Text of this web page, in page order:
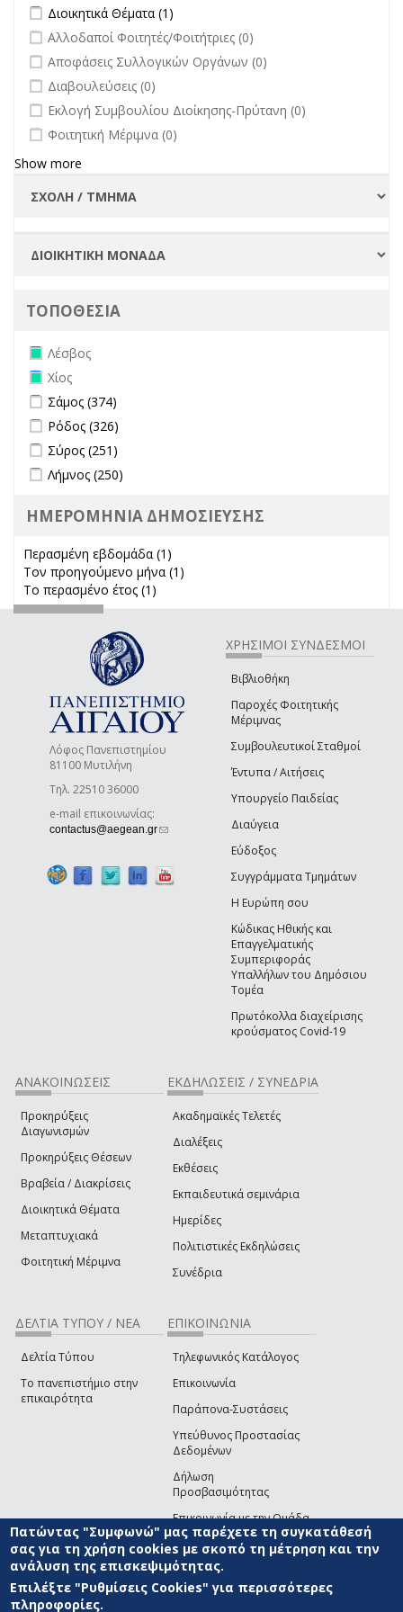
Apply Διοικητικά Θέματα filter
Διοικητικά Θέματα (1)
undefined
Αλλοδαποί Φοιτητές/Φοιτήτριες (0)
undefined
Αποφάσεις Συλλογικών Οργάνων (0)
undefined
Διαβουλεύσεις (0)
undefined
Εκλογή Συμβουλίου Διοίκησης-Πρύτανη (0)
undefined
Φοιτητική Μέριμνα (0)
Show more
ΤΟΠΟΘΕΣΙΑ
Remove Λέσβος filter
Λέσβος
Remove Χίος filter
Χίος
Apply Σάμος filter
Σάμος (374)
Apply Ρόδος filter
Ρόδος (326)
Apply Σύρος filter
Σύρος (251)
Apply Λήμνος filter
Λήμνος (250)
ΗΜΕΡΟΜΗΝΙΑ ΔΗΜΟΣΙΕΥΣΗΣ
Περασμένη εβδομάδα (1)
Τον προηγούμενο μήνα (1)
Το περασμένο έτος (1)
Λόφος Πανεπιστημίου
81100 Μυτιλήνη
Τηλ. 22510 36000
e-mail επικοινωνίας:
contactus@aegean.gr(link sends e-mail)
ΧΡΗΣΙΜΟΙ ΣΥΝΔΕΣΜΟΙ
Βιβλιοθήκη
Παροχές Φοιτητικής
Μέριμνας
Συμβουλευτικοί Σταθμοί
Έντυπα / Αιτήσεις
Υπουργείο Παιδείας
Διαύγεια
Εύδοξος
Συγγράμματα Τμημάτων
Η Ευρώπη σου
Κώδικας Ηθικής και
Επαγγελματικής
Συμπεριφοράς
Υπαλλήλων του Δημόσιου
Τομέα
Πρωτόκολλα διαχείρισης
κρούσματος Covid-19
ΑΝΑΚΟΙΝΩΣΕΙΣ
Προκηρύξεις
Διαγωνισμών
Προκηρύξεις Θέσεων
Βραβεία / Διακρίσεις
Διοικητικά Θέματα
Μεταπτυχιακά
Φοιτητική Μέριμνα
ΕΚΔΗΛΩΣΕΙΣ / ΣΥΝΕΔΡΙΑ
Ακαδημαϊκές Τελετές
Διαλέξεις
Εκθέσεις
Εκπαιδευτικά σεμινάρια
Ημερίδες
Πολιτιστικές Εκδηλώσεις
Συνέδρια
ΔΕΛΤΙΑ ΤΥΠΟΥ / ΝΕΑ
Δελτία Τύπου
Το πανεπιστήμιο στην
επικαιρότητα
ΕΠΙΚΟΙΝΩΝΙΑ
Τηλεφωνικός Κατάλογος
Επικοινωνία
Παράπονα-Συστάσεις
Υπεύθυνος Προστασίας
Δεδομένων
Δήλωση
Προσβασιμότητας
Επικοινωνία με την Ομάδα
Ανάπτυξης του site(link sends e-mail)
© ΠΑΝΕΠΙΣΤΗΜΙΟ ΑΙΓΑΙΟΥ ΟΡΟΙ ΧΡΗΣΗΣ
ΑΝΑΠΤΥΞΗΣ
Πατώντας "Συμφωνώ" μας παρέχετε τη συγκατάθεσή
σας για τη χρήση cookies με σκοπό τη μέτρηση και την
ανάλυση της επισκεψιμότητας.
Επιλέξτε "Ρυθμίσεις Cookies" για περισσότερες
πληροφορίες.